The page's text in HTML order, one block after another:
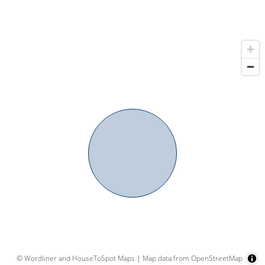
© Wordliner and HouseToSpot Maps | Map data from OpenStreetMap